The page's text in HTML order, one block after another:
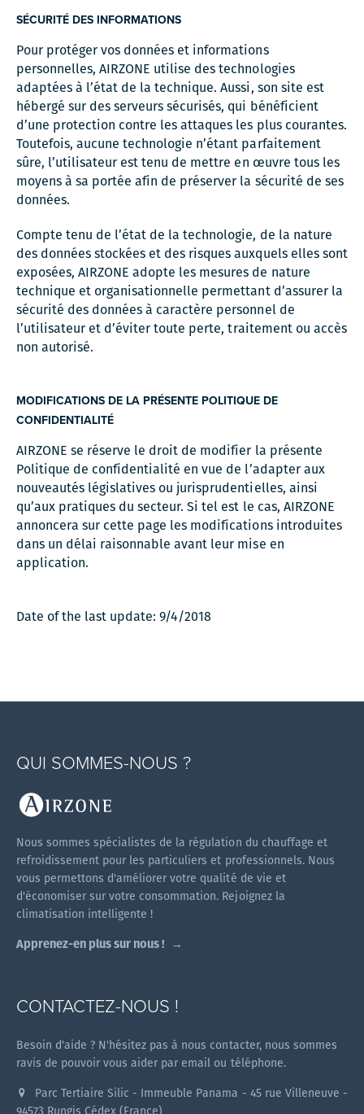
SÉCURITÉ DES INFORMATIONS
Pour protéger vos données et informations
personnelles, AIRZONE utilise des technologies
adaptées à l’état de la technique. Aussi, son site est
hébergé sur des serveurs sécurisés, qui bénéficient
d’une protection contre les attaques les plus courantes.
Toutefois, aucune technologie n’étant parfaitement
sûre, l’utilisateur est tenu de mettre en œuvre tous les
moyens à sa portée afin de préserver la sécurité de ses
données.
Compte tenu de l’état de la technologie, de la nature
des données stockées et des risques auxquels elles sont
exposées, AIRZONE adopte les mesures de nature
technique et organisationnelle permettant d’assurer la
sécurité des données à caractère personnel de
l’utilisateur et d’éviter toute perte, traitement ou accès
non autorisé.
MODIFICATIONS DE LA PRÉSENTE POLITIQUE DE
CONFIDENTIALITÉ
AIRZONE se réserve le droit de modifier la présente
Politique de confidentialité en vue de l’adapter aux
nouveautés législatives ou jurisprudentielles, ainsi
qu’aux pratiques du secteur. Si tel est le cas, AIRZONE
annoncera sur cette page les modifications introduites
dans un délai raisonnable avant leur mise en
application.
Date of the last update: 9/4/2018
QUI SOMMES-NOUS ?
Nous sommes spécialistes de la régulation du chauffage et
refroidissement pour les particuliers et professionnels. Nous
vous permettons d'améliorer votre qualité de vie et
d'économiser sur votre consommation. Rejoignez la
climatisation intelligente !
Apprenez-en plus sur nous !
CONTACTEZ-NOUS !
Besoin d'aide ? N'hésitez pas à nous contacter, nous sommes
ravis de pouvoir vous aider par email ou téléphone.
Parc Tertiaire Silic - Immeuble Panama - 45 rue Villeneuve -
94573 Rungis Cédex (France)